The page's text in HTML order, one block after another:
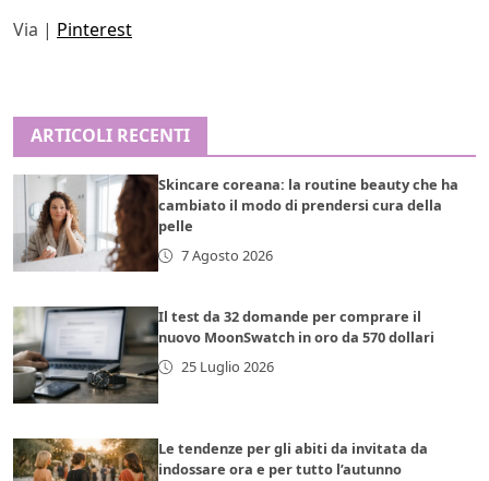
Via | Pinterest
ARTICOLI RECENTI
Skincare coreana: la routine beauty che ha
cambiato il modo di prendersi cura della
pelle
7 Agosto 2026
Il test da 32 domande per comprare il
nuovo MoonSwatch in oro da 570 dollari
25 Luglio 2026
Le tendenze per gli abiti da invitata da
indossare ora e per tutto l’autunno